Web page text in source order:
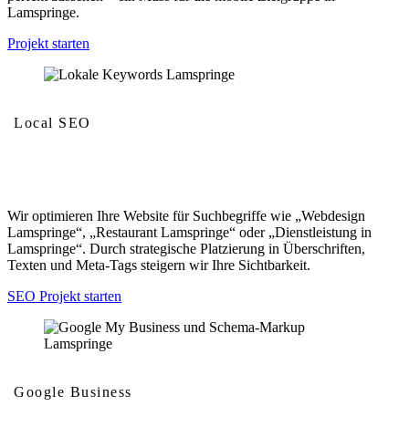
Lamspringe.
Projekt starten
Local SEO
Wir optimieren Ihre Website für Suchbegriffe wie „Webdesign
Lamspringe“, „Restaurant Lamspringe“ oder „Dienstleistung in
Lamspringe“. Durch strategische Platzierung in Überschriften,
Texten und Meta-Tags steigern wir Ihre Sichtbarkeit.
SEO Projekt starten
Google Business